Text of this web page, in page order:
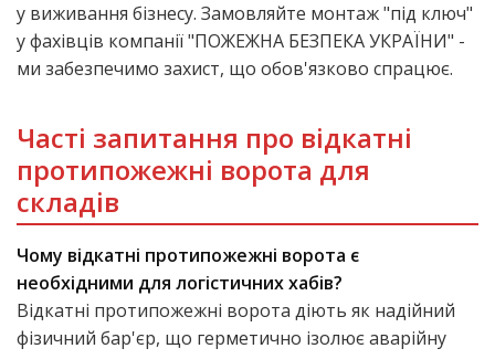
у виживання бізнесу. Замовляйте монтаж "під ключ"
у фахівців компанії "ПОЖЕЖНА БЕЗПЕКА УКРАЇНИ" -
ми забезпечимо захист, що обов'язково спрацює.
Часті запитання про відкатні
протипожежні ворота для
складів
Чому відкатні протипожежні ворота є
необхідними для логістичних хабів?
Відкатні протипожежні ворота діють як надійний
фізичний бар'єр, що герметично ізолює аварійну